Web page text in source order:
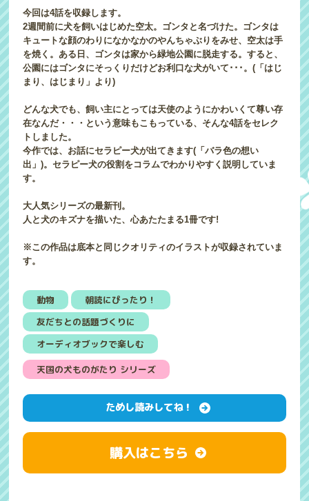
今回は4話を収録します。
2週間前に犬を飼いはじめた空太。ゴンタと名づけた。ゴンタは
キュートな顔のわりになかなかのやんちゃぶりをみせ、空太は手
を焼く。ある日、ゴンタは家から緑地公園に脱走する。すると、
公園にはゴンタにそっくりだけどお利口な犬がいて･･･。(「はじ
まり、はじまり」より)
どんな犬でも、飼い主にとっては天使のようにかわいくて尊い存
在なんだ・・・という意味もこもっている、そんな4話をセレク
トしました。
今作では、お話にセラピー犬が出てきます(「バラ色の想い
出」)。セラピー犬の役割をコラムでわかりやすく説明していま
す。
大人気シリーズの最新刊。
人と犬のキズナを描いた、心あたたまる1冊です!
※この作品は底本と同じクオリティのイラストが収録されていま
す。
動物
朝読にぴったり！
友だちとの話題づくりに
オーディオブックで楽しむ
天国の犬ものがたり シリーズ
ためし読みしてね！
購入はこちら